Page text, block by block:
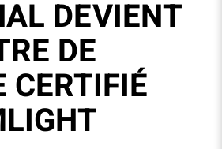
DEVIENT
DE
CERTIFIÉ